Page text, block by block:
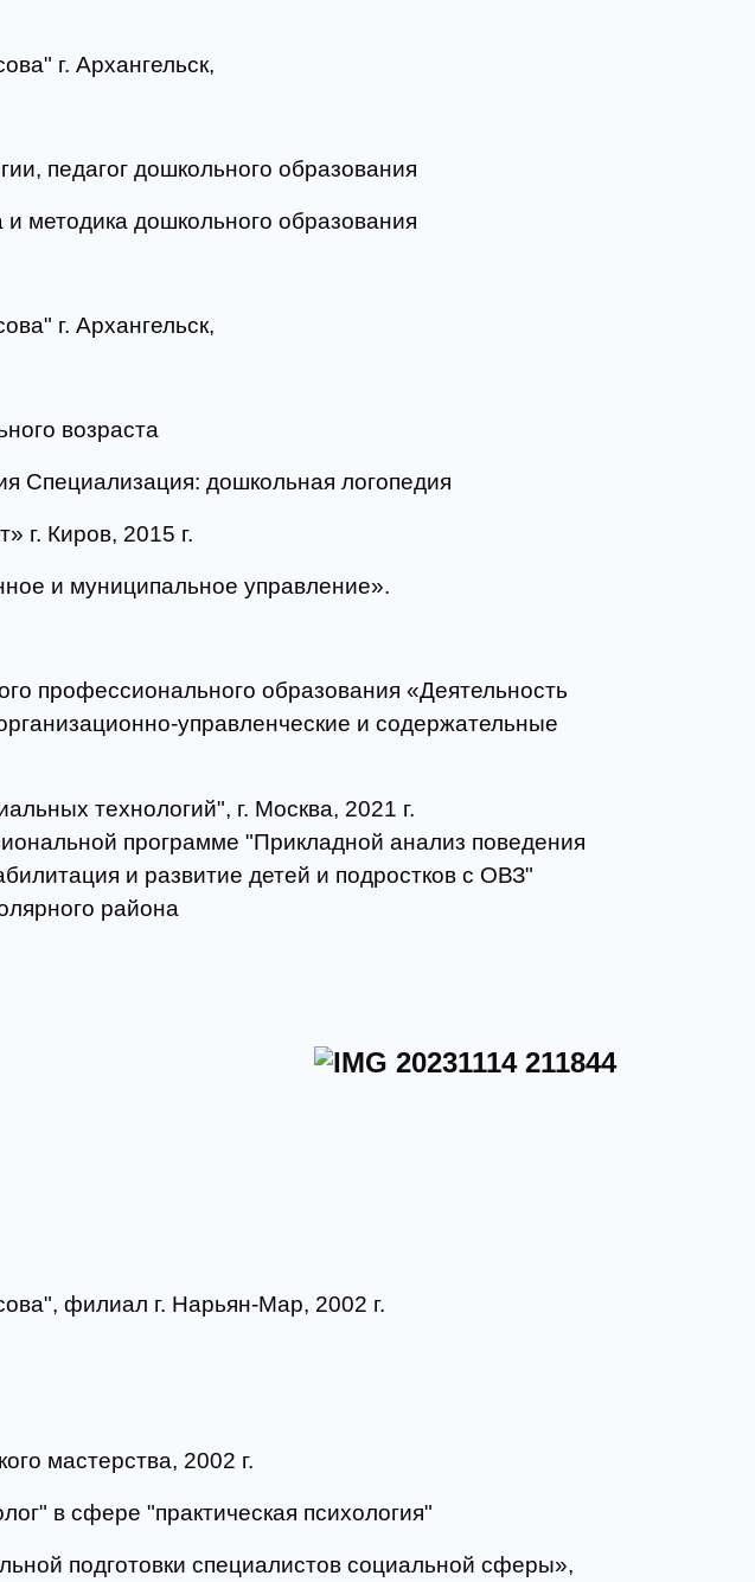
г. Архангельск,
педагог дошкольного образования
и методика дошкольного образования
г. Архангельск,
возраста
Специализация: дошкольная логопедия
г. Киров, 2015 г.
и муниципальное управление».
профессионального образования «Деятельность
управленческие и содержательные
технологий", г. Москва, 2021 г.
программе "Прикладной анализ поведения
и развитие детей и подростков с ОВЗ"
района
филиал г. Нарьян-Мар, 2002 г.
мастерства, 2002 г.
в сфере "практическая психология"
подготовки специалистов социальной сферы»,